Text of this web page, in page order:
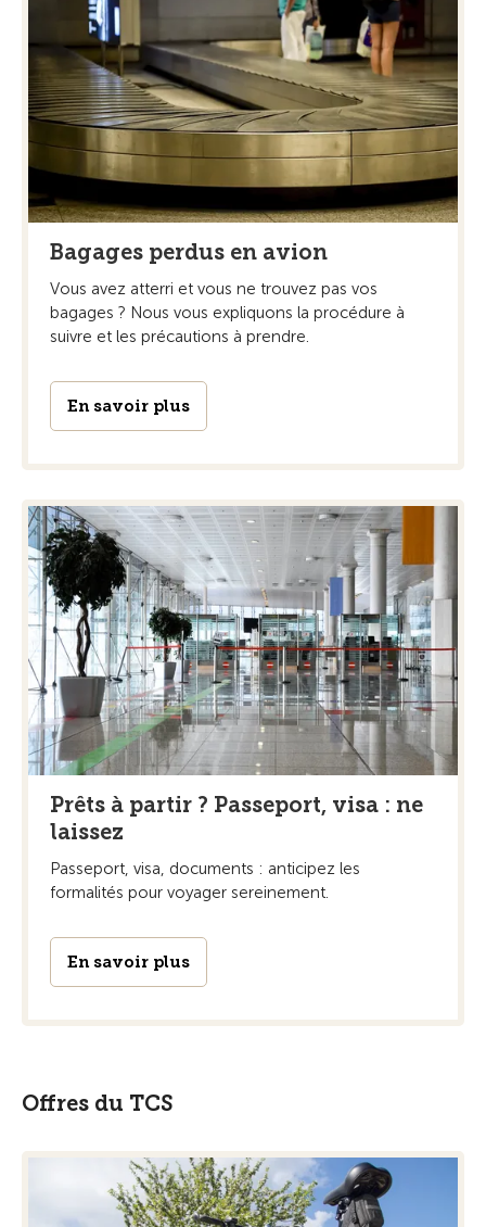
Bagages perdus en avion
Vous avez atterri et vous ne trouvez pas vos
bagages ? Nous vous expliquons la procédure à
suivre et les précautions à prendre.
En savoir plus
Prêts à partir ? Passeport, visa : ne
laissez
Passeport, visa, documents : anticipez les
formalités pour voyager sereinement.
En savoir plus
Offres du TCS